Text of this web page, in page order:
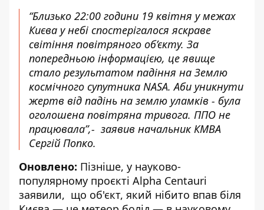
“Близько 22:00 години 19 квітня у межах
Києва у небі спостерігалося яскраве
світіння повітряного об’єкту. За
попередньою інформацією, це явище
стало результатом падіння на Землю
космічного супутника NASA. Аби уникнути
жертв від падінь на землю уламків - була
оголошена повітряна тривога. ППО не
працювала”,- заявив начальник КМВА
Сергій Попко.
Оновлено: Пізніше, у науково-
популярному проєкті Alpha Centauri
заявили, що об'єкт, який нібито впав біля